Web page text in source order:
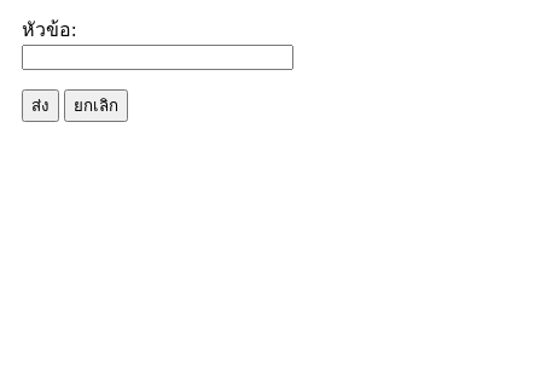
หัวข้อ:
ส่ง ยกเลิก